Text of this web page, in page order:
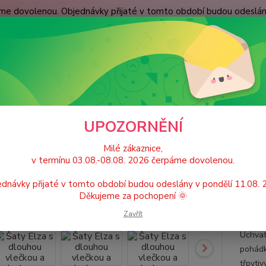
dovolenou. Objednávky přijaté v tomto období budou
Spokojenost zákazníků
Hledat
(Po-
Dětské karnevalové kostýmy / Princeznovské šaty, doplňky
Elza s dlouhou vlečkou a
UPOZORNĚNÍ
Milé zákaznice,
v termínu 03.08.-08.08. 2026 čerpáme dovolenou.
přijaté v tomto období budou odeslány v pondělí 11.08.
Děkujeme za pochopení 🌞
Zavřít